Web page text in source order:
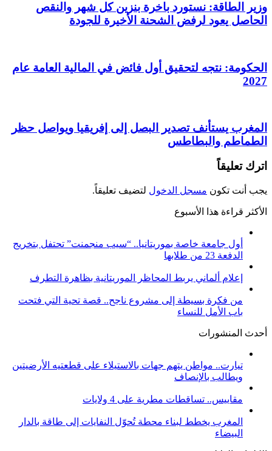
وزير الطاقة: نستورد باخرة بنزين كل شهر والنقص
الحاصل يعود لرفض الشحنة الأخيرة للجودة
الحكومة: نتجه لتحقيق أول فائض في المالية العامة عام
2027
المغرب يستأنف تصدير البصل إلى إفريقيا ويواصل حظر
الطماطم والبطاطس
اترك تعليقاً
يجب أنت تكون مسجل الدخول لتضيف تعليقاً.
الأكثر قراءة هذا الأسبوع
أول جامعة خاصة بموريتانيا.. “سيب منجمنت” تحتفل بتخريج
الدفعة 23 من طلابها
إعلام ألماني يربط المحاظر الموريتانية بظاهرة التطرف
من فكرة بسيطة إلى مشروع ناجح.. قصة تحية التي فتحت
باب الأمل للنساء
أحدث المنشورات
تيارت.. مواطن يتهم جهات بالاستيلاء على قطعتيه الأرضيتين
ويطالب بالإنصاف
مقاييس.. تساقطات مطرية على 4 ولايات
المغرب يخطط لبناء محطة تُحوّل النفايات إلى طاقة بالدار
البيضاء